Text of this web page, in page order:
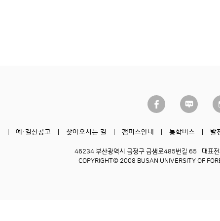
예·결산공고 찾아오시는 길 캠퍼스안내 통학버스 발
46234 부산광역시 금정구 금샘로485번길 65 대표
COPYRIGHT© 2008 BUSAN UNIVERSITY OF